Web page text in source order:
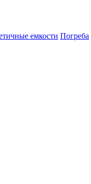
емкости Погреба